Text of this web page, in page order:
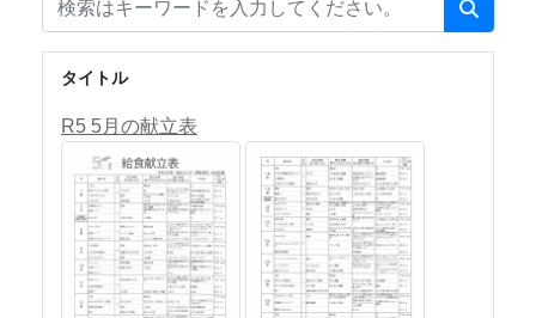
タイトル
R5 5月の献立表